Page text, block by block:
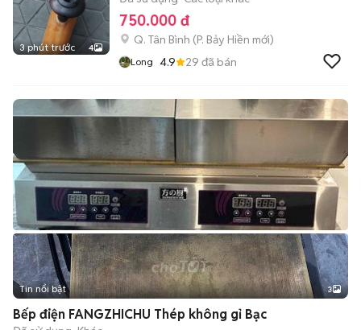
3 phút trước 4
750.000 đ
Q. Tân Bình (P. Bảy Hiền mới)
Long 4.9 29 đã bán
Tin nổi bật 3
Bếp điện FANGZHICHU Thép không gỉ Bạc